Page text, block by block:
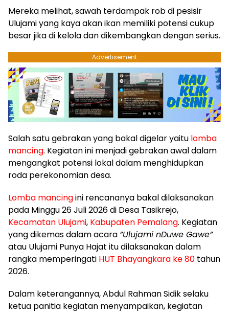
Mereka melihat, sawah terdampak rob di pesisir
Ulujami yang kaya akan ikan memiliki potensi cukup
besar jika di kelola dan dikembangkan dengan serius.
Advertisement
Salah satu gebrakan yang bakal digelar yaitu lomba
mancing. Kegiatan ini menjadi gebrakan awal dalam
mengangkat potensi lokal dalam menghidupkan
roda perekonomian desa.
Lomba mancingini rencananya bakal dilaksanakan
pada Minggu 26 Juli 2026 di Desa Tasikrejo,
Kecamatan Ulujami, Kabupaten Pemalang. Kegiatan
yang dikemas dalam acara ”Ulujami nDuwe Gawe”
atau Ulujami Punya Hajat itu dilaksanakan dalam
rangka memperingati HUT Bhayangkara ke 80 tahun
2026.
Dalam keterangannya, Abdul Rahman Sidik selaku
ketua panitia kegiatan menyampaikan, kegiatan